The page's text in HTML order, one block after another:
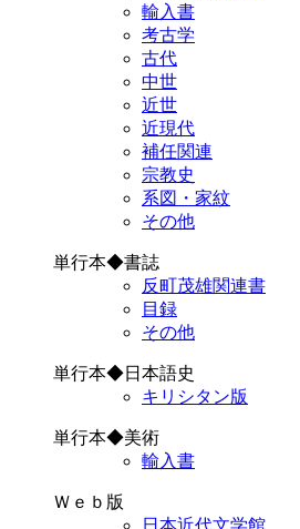
輸入書
考古学
古代
中世
近世
近現代
補任関連
宗教史
系図・家紋
その他
単行本◆書誌
反町茂雄関連書
目録
その他
単行本◆日本語史
キリシタン版
単行本◆美術
輸入書
Ｗｅｂ版
日本近代文学館